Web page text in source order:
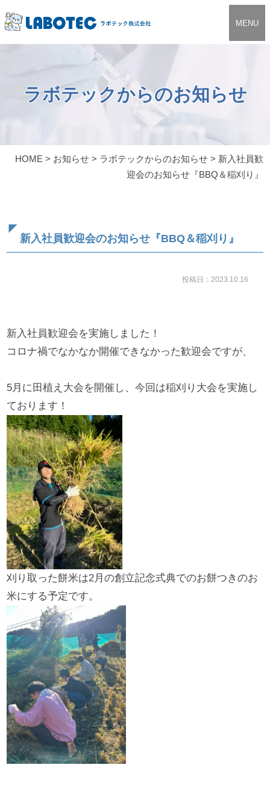
MENU
ラボテックからのお知らせ
HOME > お知らせ> ラボテックからのお知らせ> 新入社員歓
迎会のお知らせ『BBQ＆稲刈り』
新入社員歓迎会のお知らせ『BBQ＆稲刈り』
投稿日：2023.10.16
新入社員歓迎会を実施しました！
コロナ禍でなかなか開催できなかった歓迎会ですが、
5月に田植え大会を開催し、今回は稲刈り大会を実施し
ております！
刈り取った餅米は2月の創立記念式典でのお餅つきのお
米にする予定です。